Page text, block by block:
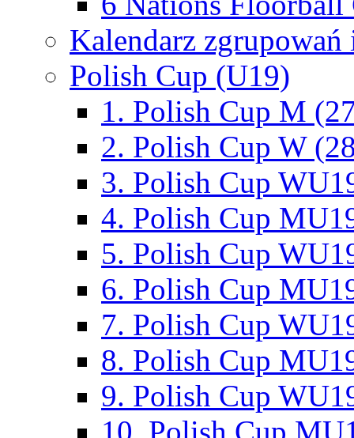
Kalendarz
Polish Cup (U19)
1. Polish Cup M
2. Polish Cup W
3. Polish Cup
4. Polish Cup
5. Polish Cup
6. Polish Cup
7. Polish Cup
8. Polish Cup
9. Polish Cup
10. Polish Cup